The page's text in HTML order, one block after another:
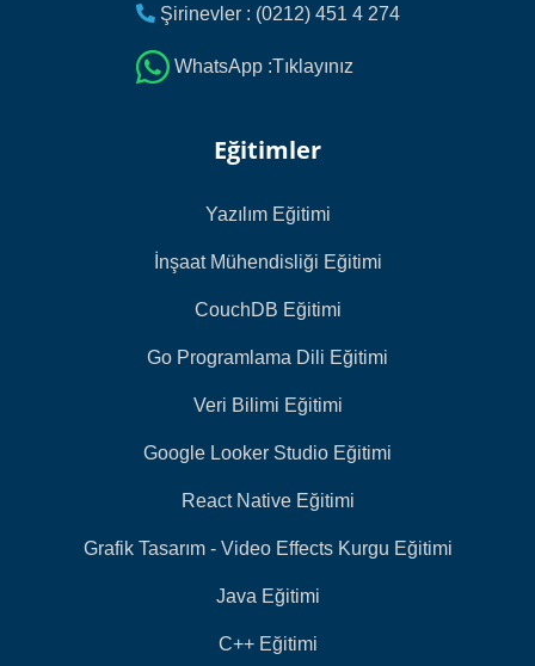
Şirinevler : (0212) 451 4 274
WhatsApp :Tıklayınız
Eğitimler
Yazılım Eğitimi
İnşaat Mühendisliği Eğitimi
CouchDB Eğitimi
Go Programlama Dili Eğitimi
Veri Bilimi Eğitimi
Google Looker Studio Eğitimi
React Native Eğitimi
Grafik Tasarım - Video Effects Kurgu Eğitimi
Java Eğitimi
C++ Eğitimi